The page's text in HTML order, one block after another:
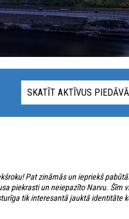
SKATĪT AKTĪVUS
Pat zināmās un iepriekš
piekrasti un neiepazīto Narvu. Šīm
tik interesantā jauktā identitāte